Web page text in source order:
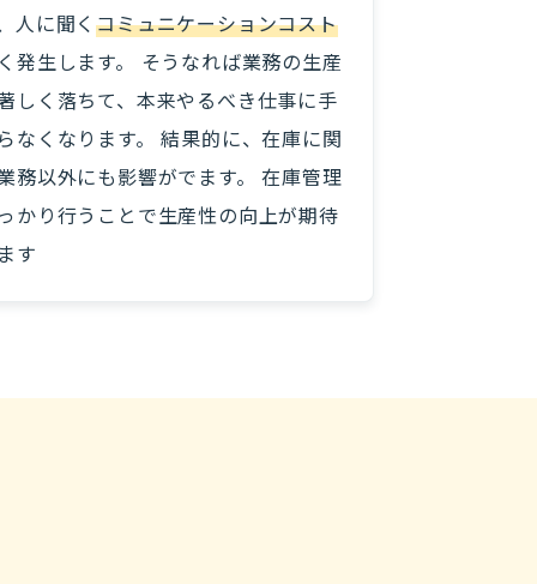
人に聞くコミュニケーションコスト
発生します。 そうなれば業務の生産
しく落ちて、本来やるべき仕事に手
なくなります。 結果的に、在庫に関
務以外にも影響がでます。 在庫管理
かり行うことで生産性の向上が期待
す